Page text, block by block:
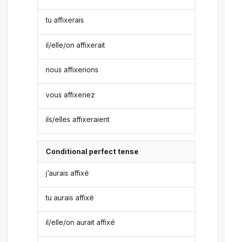
tu affixerais
il/elle/on affixerait
nous affixerions
vous affixeriez
ils/elles affixeraient
Conditional perfect tense
j’aurais affixé
tu aurais affixé
il/elle/on aurait affixé